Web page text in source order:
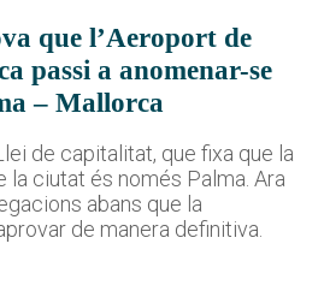
que l’Aeroport de
passi a anomenar-se
– Mallorca
de capitalitat, que fixa que la
la ciutat és només Palma. Ara
abans que la
de manera definitiva.